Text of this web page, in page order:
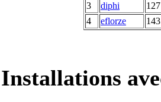
3
diphi
4
eflorze
Installations